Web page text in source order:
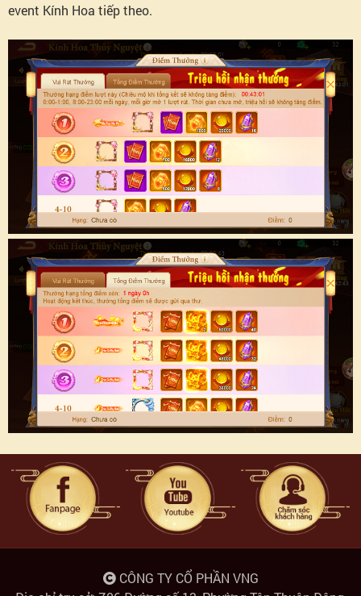
event Kính Hoa tiếp theo.
CÔNG TY CỔ PHẦN VNG